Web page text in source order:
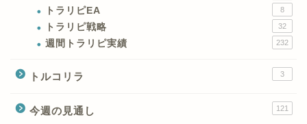
トラリピEA 8
トラリピ戦略 32
週間トラリピ実績 232
トルコリラ 3
今週の見通し 121